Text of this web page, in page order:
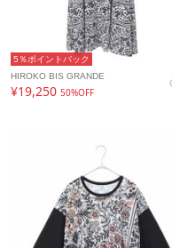
5％ポイントバック
HIROKO BIS GRANDE
¥19,250 50%OFF